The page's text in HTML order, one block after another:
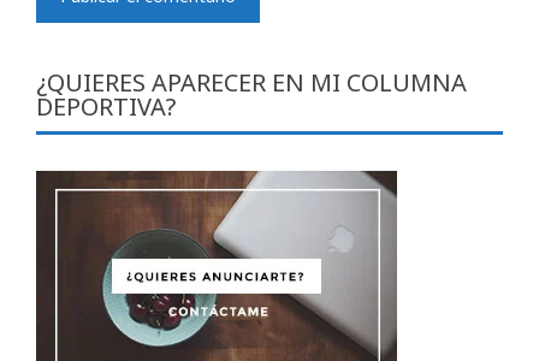
¿QUIERES APARECER EN MI COLUMNA
DEPORTIVA?